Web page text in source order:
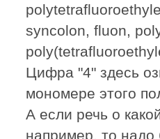
syncolon, fluon,
Цифра "4" здесь
мономере этого
А если речь о
например, то